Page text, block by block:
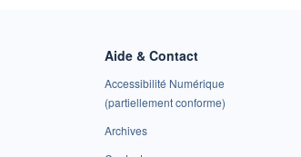
Aide & Contact
Accessibilité Numérique
(partiellement conforme)
Archives